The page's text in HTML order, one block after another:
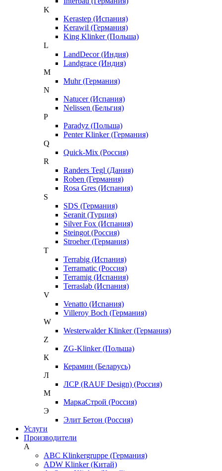
K
Kerastep (Испания)
Kerawil (Германия)
King Klinker (Польша)
L
LandDecor (Индия)
Landgrace (Индия)
M
Muhr (Германия)
N
Natucer (Испания)
Nelissen (Бельгия)
P
Paradyz (Польша)
Penter Klinker (Германия)
Q
Quick-Mix (Россия)
R
Randers Tegl (Дания)
Roben (Германия)
Rosa Gres (Испания)
S
SDS (Германия)
Seranit (Турция)
Silver Fox (Испания)
Steingot (Россия)
Stroeher (Германия)
T
Terrabig (Испания)
Terramatic (Россия)
Terramig (Испания)
Terraslab (Испания)
V
Venatto (Испания)
Villeroy Boch (Германия)
W
Westerwalder Klinker (Германия)
Z
ZG-Klinker (Польша)
К
Керамин (Беларусь)
Л
ЛСР (RAUF Design) (Россия)
М
МаркаСтрой (Россия)
Э
Элит Бетон (Россия)
Услуги
Производители
A
ABC Klinkergruppe (Германия)
ADW Klinker (Китай)